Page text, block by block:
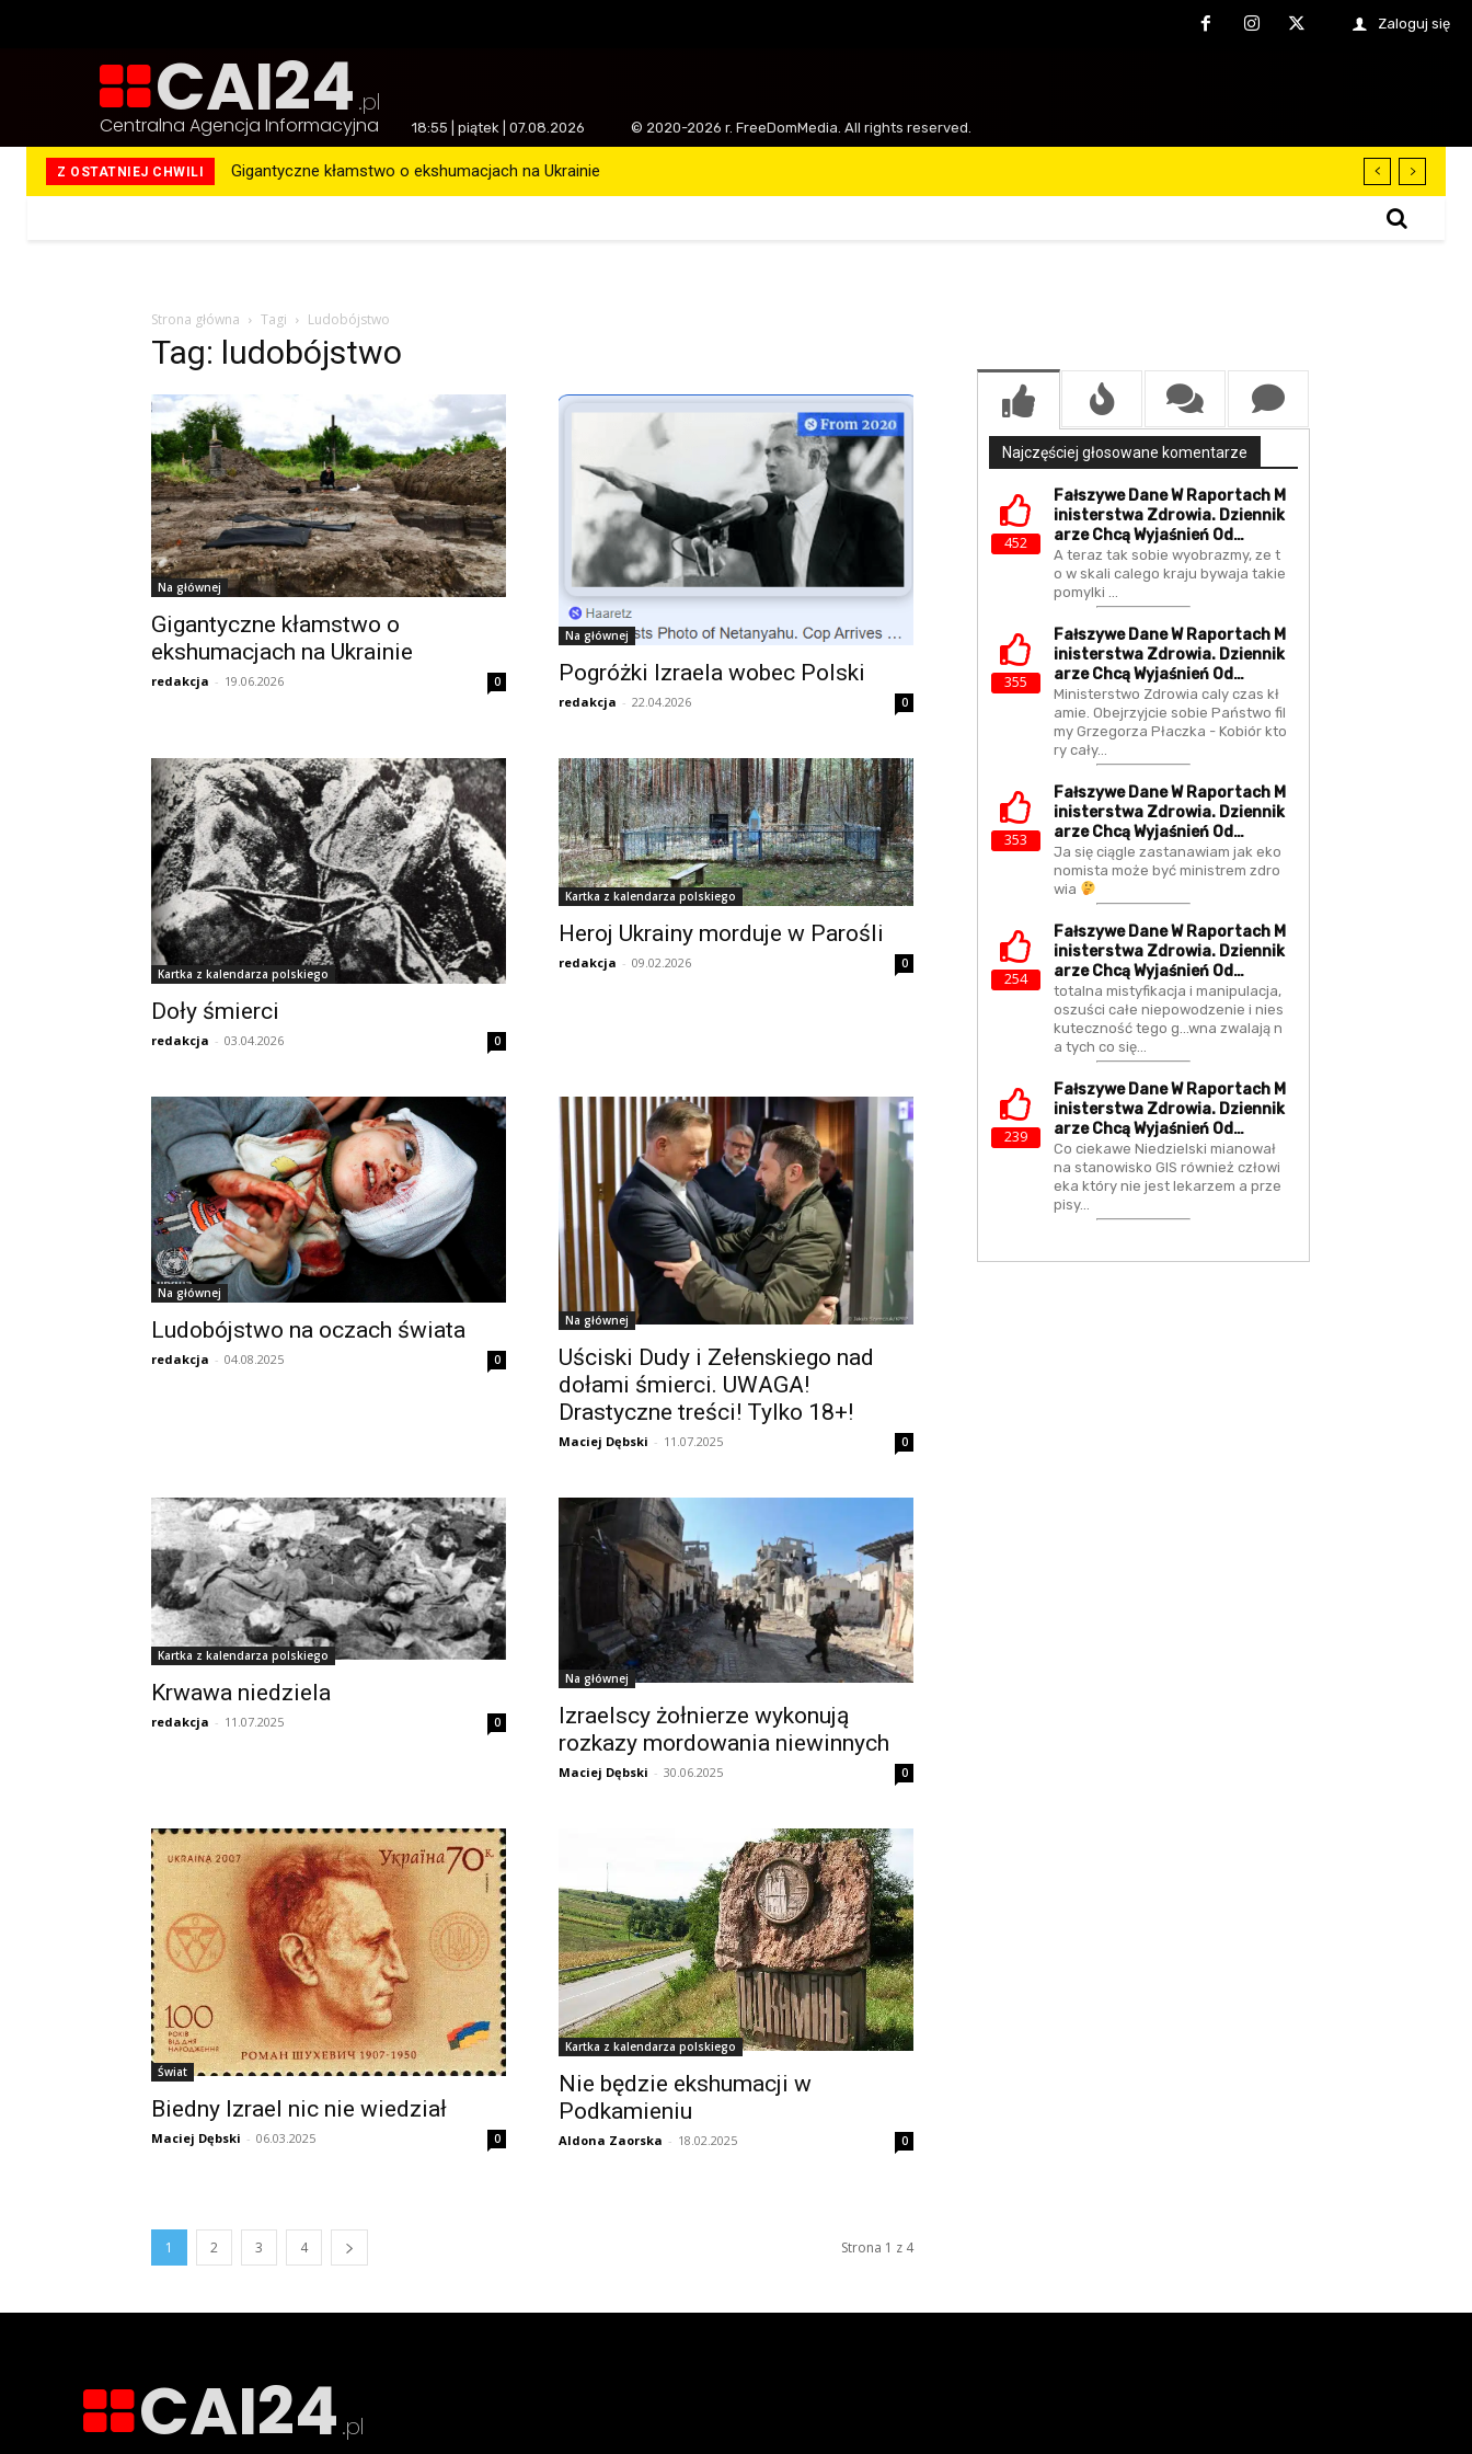
Zaloguj się
CAI24 .pl
Centralna Agencja Informacyjna 18:55 | piątek | 07.08.2026 © 2020-2026 r. FreeDomMedia. All rights reserved.
Z OSTATNIEJ CHWILI Gigantyczne kłamstwo o ekshumacjach na Ukrainie
Strona główna Tagi Ludobójstwo
Tag: ludobójstwo
Na głównej
Gigantyczne kłamstwo o
ekshumacjach na Ukrainie
redakcja - 19.06.2026 0
Na głównej
Pogróżki Izraela wobec Polski
redakcja - 22.04.2026 0
Kartka z kalendarza polskiego
Doły śmierci
redakcja - 03.04.2026 0
Kartka z kalendarza polskiego
Heroj Ukrainy morduje w Parośli
redakcja - 09.02.2026 0
Na głównej
Ludobójstwo na oczach świata
redakcja - 04.08.2025 0
Na głównej
Uściski Dudy i Zełenskiego nad
dołami śmierci. UWAGA!
Drastyczne treści! Tylko 18+!
Maciej Dębski - 11.07.2025 0
Kartka z kalendarza polskiego
Krwawa niedziela
redakcja - 11.07.2025 0
Na głównej
Izraelscy żołnierze wykonują
rozkazy mordowania niewinnych
Maciej Dębski - 30.06.2025 0
Świat
Biedny Izrael nic nie wiedział
Maciej Dębski - 06.03.2025 0
Kartka z kalendarza polskiego
Nie będzie ekshumacji w
Podkamieniu
Aldona Zaorska - 18.02.2025 0
1 2 3 4 Strona 1 z 4
Najczęściej głosowane komentarze
452
Fałszywe Dane W Raportach M
Inisterstwa Zdrowia. Dziennik
Arze Chcą Wyjaśnień Od…
A teraz tak sobie wyobrazmy, ze t
o w skali calego kraju bywaja takie
pomylki ...
355
Fałszywe Dane W Raportach M
Inisterstwa Zdrowia. Dziennik
Arze Chcą Wyjaśnień Od…
Ministerstwo Zdrowia caly czas kł
amie. Obejrzyjcie sobie Państwo fil
my Grzegorza Płaczka - Kobiór kto
ry cały…
353
Fałszywe Dane W Raportach M
Inisterstwa Zdrowia. Dziennik
Arze Chcą Wyjaśnień Od…
Ja się ciągle zastanawiam jak eko
nomista może być ministrem zdro
wia
254
Fałszywe Dane W Raportach M
Inisterstwa Zdrowia. Dziennik
Arze Chcą Wyjaśnień Od…
totalna mistyfikacja i manipulacja,
oszuści całe niepowodzenie i nies
kuteczność tego g...wna zwalają n
a tych co się…
239
Fałszywe Dane W Raportach M
Inisterstwa Zdrowia. Dziennik
Arze Chcą Wyjaśnień Od…
Co ciekawe Niedzielski mianował
na stanowisko GIS również człowi
eka który nie jest lekarzem a prze
pisy…
CAI24 .pl